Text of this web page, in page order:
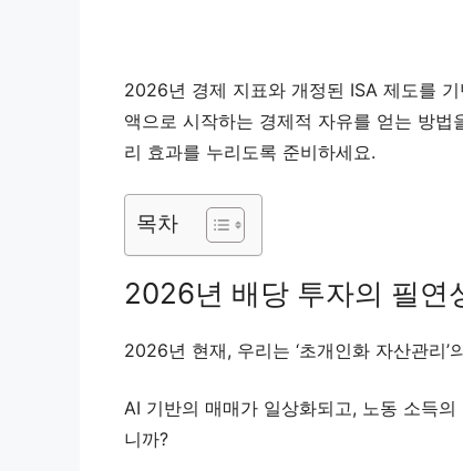
2026년 경제 지표와 개정된 ISA 제도를
액으로 시작하는 경제적 자유를 얻는 방
리 효과를 누리도록 준비하세요.
목차
2026년 배당 투자의 필연
2026년 현재, 우리는 ‘초개인화 자산관리’
AI 기반의 매매가 일상화되고, 노동 소득
니까?